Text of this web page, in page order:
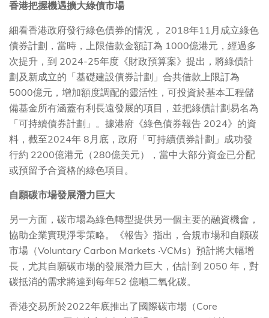
香港把握機遇擴大綠債市場
細看香港政府發行綠色債券的情況， 2018年11月成立綠色
債券計劃，當時，上限借款金額訂為 1000億港元，經過多
次提升，到 2024-25年度《財政預算案》提出，將綠債計
劃及新成立的「基礎建設債券計劃」合共借款上限訂為
5000億元，增加額度調配的靈活性，可投資於基本工程儲
備基金所有涵蓋有利長遠發展的項目，並把綠債計劃易名為
「可持續債券計劃」。據港府《綠色債券報告 2024》的資
料，截至2024年 8月底，政府「可持續債券計劃」成功發
行約 2200億港元（280億美元），當中大部分資金已分配
或預留予合資格的綠色項目。
自願碳市場發展潛力巨大
另一方面，碳市場為綠色轉型提供另一個主要的融資機會，
協助企業實現淨零策略。《報告》指出，合規市場和自願碳
市場（Voluntary Carbon Markets ‧VCMs）預計將大幅增
長，尤其自願碳市場的發展潛力巨大，估計到 2050 年，對
碳抵消的需求將達到每年52 億噸二氧化碳。
香港交易所於2022年底推出了國際碳市場（Core